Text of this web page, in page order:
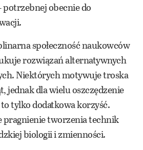
obecnie do
społeczność naukowców
rozwiązań alternatywnych
Niektórych motywuje troska
jednak dla wielu oszczędzenie
tylko dodatkowa korzyść.
pragnienie tworzenia technik
biologii i zmienności.